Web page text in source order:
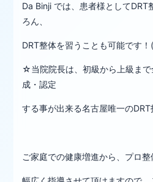
Da Binji では、患者様としてDRT
ろん、
DRT整体を習うことも可能です
☆当院院長は、初級から上級ま
成・認定
する事が出来る名古屋唯一のDRT
ご家庭での健康増進から、プロ整